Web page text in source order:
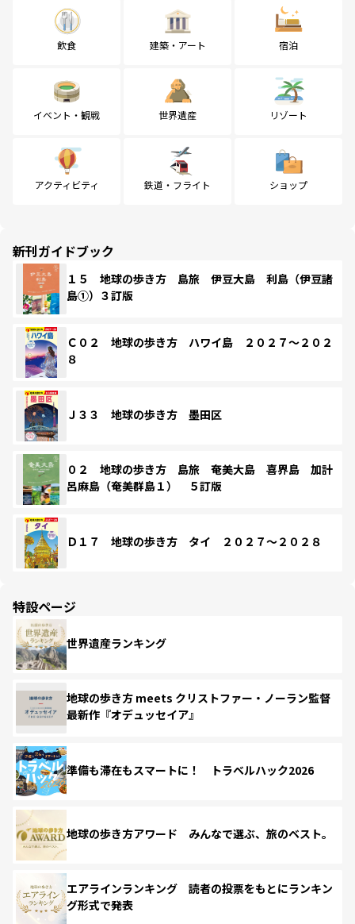
飲食 建築・アート 宿泊
イベント・観戦 世界遺産 リゾート
アクティビティ 鉄道・フライト ショップ
新刊ガイドブック
１５ 地球の歩き方 島旅 伊豆大島 利島（伊豆諸
島①）３訂版
Ｃ０２ 地球の歩き方 ハワイ島 ２０２７～２０２
８
Ｊ３３ 地球の歩き方 墨田区
０２ 地球の歩き方 島旅 奄美大島 喜界島 加計
呂麻島（奄美群島１） ５訂版
Ｄ１７ 地球の歩き方 タイ ２０２７～２０２８
特設ページ
世界遺産ランキング
地球の歩き方 meets クリストファー・ノーラン監督
最新作『オデュッセイア』
準備も滞在もスマートに！ トラベルハック2026
地球の歩き方アワード みんなで選ぶ、旅のベスト。
エアラインランキング 読者の投票をもとにランキン
グ形式で発表